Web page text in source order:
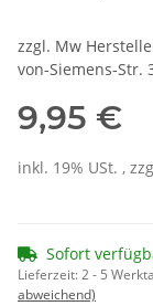
zzgl. Mw
von-Siemens-Str.
9,95 €
inkl. 19% USt. ,
Sofort
Lieferzeit:2 - 5
abweichend)